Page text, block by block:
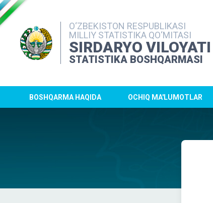
O‘ZBEKISTON RESPUBLIKASI
MILLIY STATISTIKA QO‘MITASI
SIRDARYO VILOYATI
STATISTIKA BOSHQARMASI
BOSHQARMA HAQIDA OCHIQ MA'LUMOTLAR